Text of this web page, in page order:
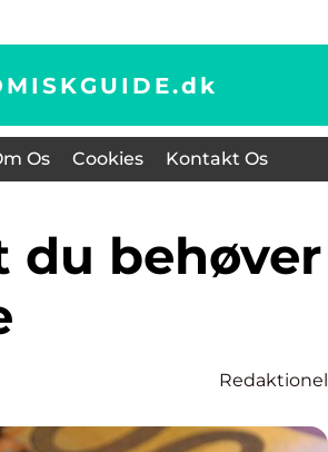
dk
Os Cookies Kontakt Os
Redaktionel